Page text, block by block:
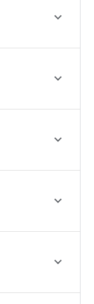




